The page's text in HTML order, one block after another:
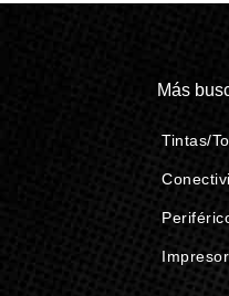
Más
Tintas/